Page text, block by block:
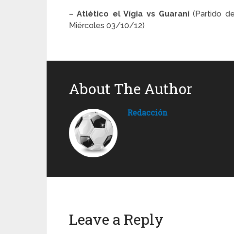
–Atlético el Vígia vs Guaraní(Partido
Miércoles 03/10/12)
About The Author
Redacción
Leave a Reply